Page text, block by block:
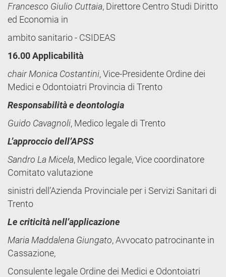
Francesco Giulio Cuttaia, Direttore Centro Studi Diritto
ed Economia in
ambito sanitario - CSIDEAS
16.00 Applicabilità
chair Monica Costantini, Vice-Presidente Ordine dei
Medici e Odontoiatri Provincia di Trento
Responsabilità e deontologia
Guido Cavagnoli, Medico legale di Trento
L’approccio dell’APSS
Sandro La Micela, Medico legale, Vice coordinatore
Comitato valutazione
sinistri dell’Azienda Provinciale per i Servizi Sanitari di
Trento
Le criticità nell’applicazione
Maria Maddalena Giungato, Avvocato patrocinante in
Cassazione,
Consulente legale Ordine dei Medici e Odontoiatri